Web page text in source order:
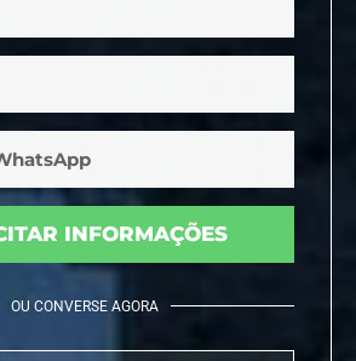
INFORMAÇÕES
OU CONVERSE AGORA